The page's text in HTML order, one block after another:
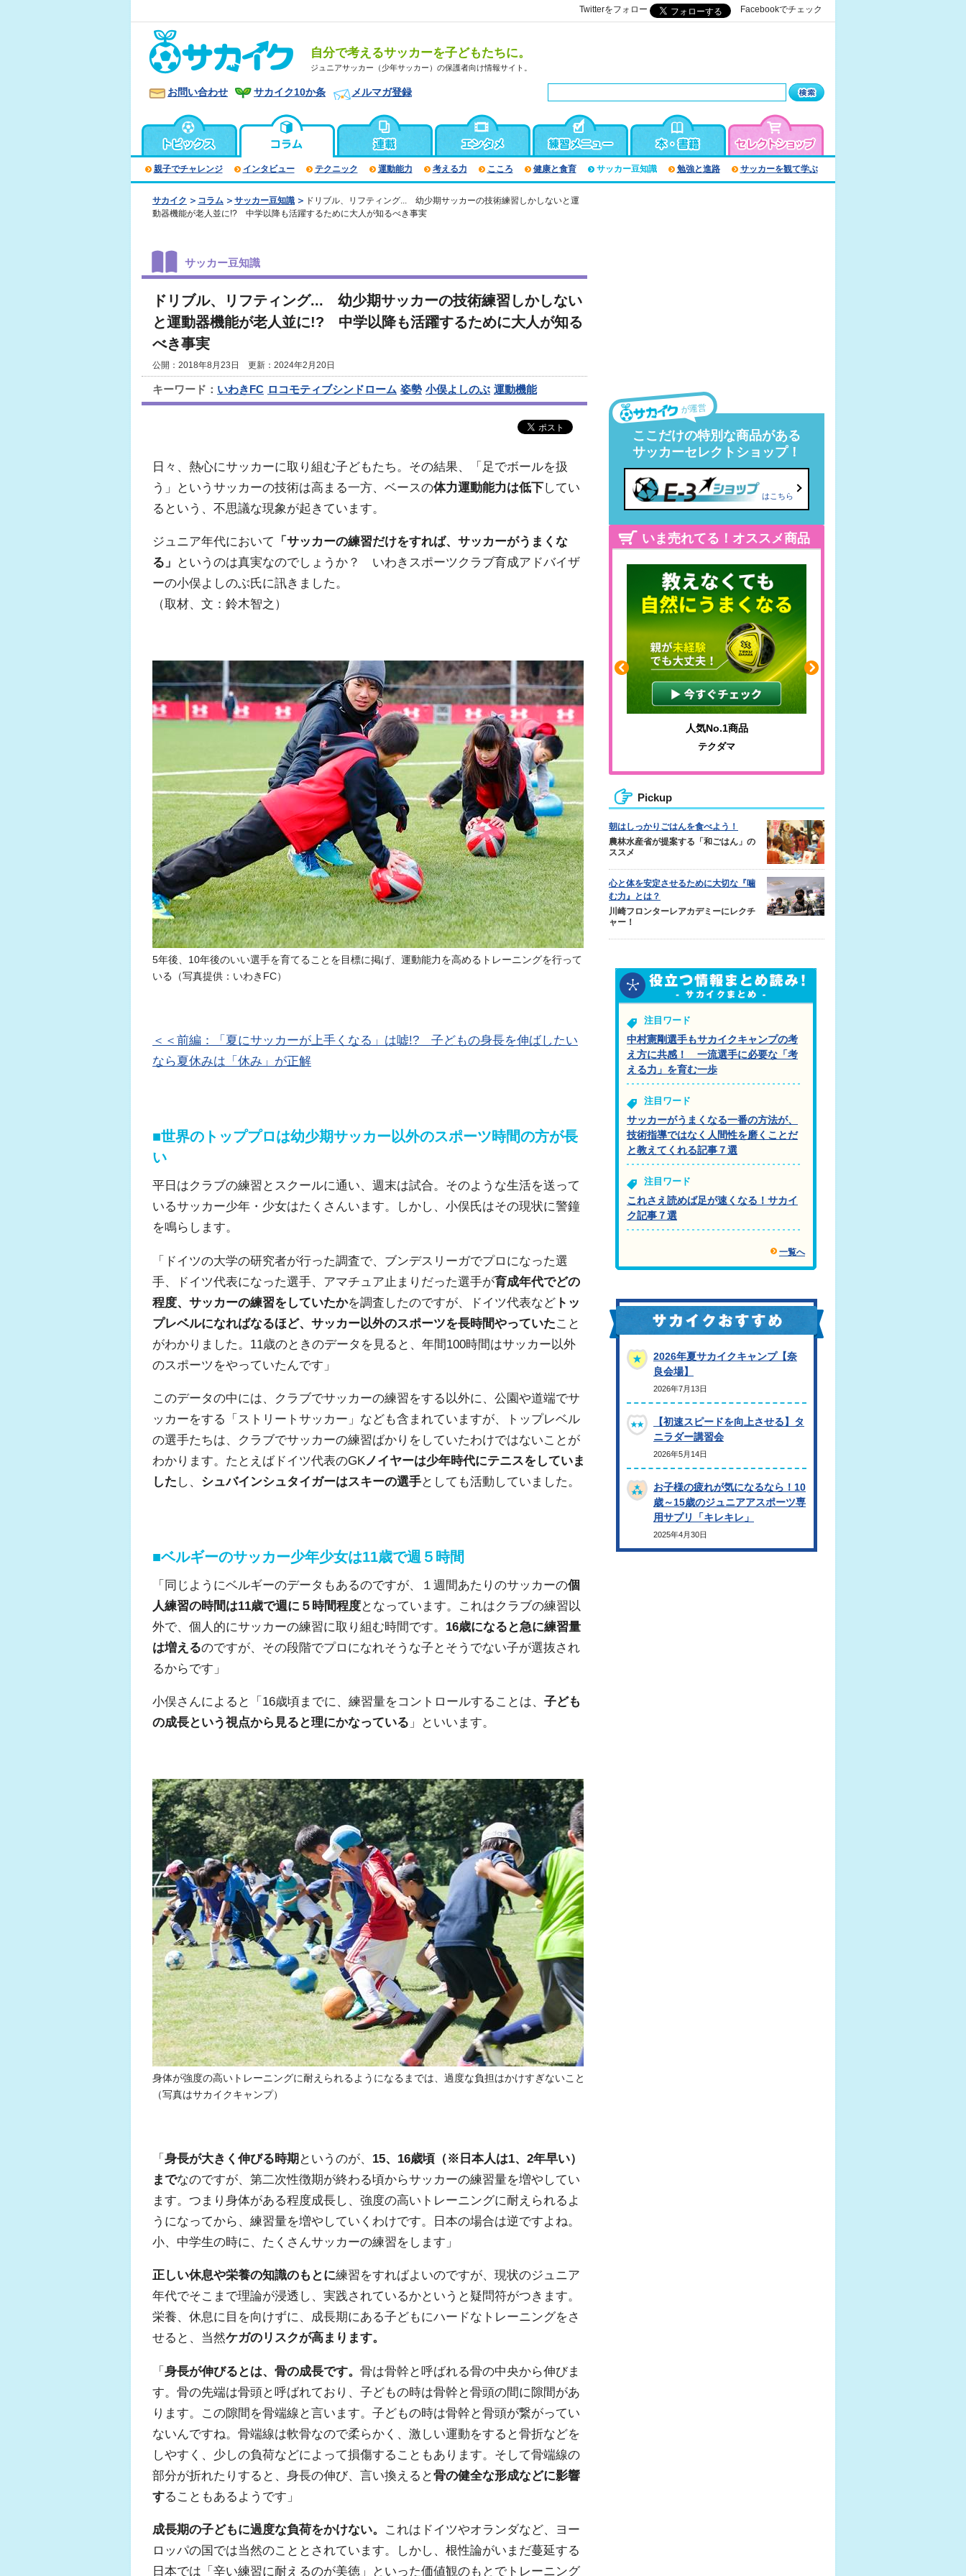
Twitterをフォロー Facebookでチェック
自分で考えるサッカーを子どもたちに。
ジュニアサッカー（少年サッカー）の保護者向け情報サイト。
お問い合わせ サカイク10か条 メルマガ登録
親子でチャレンジ インタビュー テクニック 運動能力 考える力 こころ 健康と食育 サッカー豆知識 勉強と進路 サッカーを観て学ぶ
サカイク コラム サッカー豆知識
ドリブル、リフティング... 幼少期サッカーの技術練習しかしないと運
動器機能が老人並に!? 中学以降も活躍するために大人が知るべき事実
サッカー豆知識
ドリブル、リフティング... 幼少期サッカーの技術練習しかしない
と運動器機能が老人並に!? 中学以降も活躍するために大人が知る
べき事実
公開：2018年8月23日 更新：2024年2月20日
キーワード： いわきFC ロコモティブシンドローム 姿勢 小俣よしのぶ 運動機能
日々、熱心にサッカーに取り組む子どもたち。その結果、「足でボールを扱
う」というサッカーの技術は高まる一方、ベースの体力運動能力は低下してい
るという、不思議な現象が起きています。
ジュニア年代において 「サッカーの練習だけをすれば、サッカーがうまくな
る」 というのは真実なのでしょうか？ いわきスポーツクラブ育成アドバイザ
ーの小俣よしのぶ氏に訊きました。
（取材、文：鈴木智之）
5年後、10年後のいい選手を育てることを目標に掲げ、運動能力を高めるトレーニングを行って
いる（写真提供：いわきFC）
＜＜前編：「夏にサッカーが上手くなる」は嘘!? 子どもの身長を伸ばしたい
なら夏休みは「休み」が正解
■世界のトッププロは幼少期サッカー以外のスポーツ時間の方が長
い
平日はクラブの練習とスクールに通い、週末は試合。そのような生活を送って
いるサッカー少年・少女はたくさんいます。しかし、小俣氏はその現状に警鐘
を鳴らします。
「ドイツの大学の研究者が行った調査で、ブンデスリーガでプロになった選
手、ドイツ代表になった選手、アマチュア止まりだった選手が育成年代でどの
程度、サッカーの練習をしていたかを調査したのですが、ドイツ代表など トッ
プレベルになればなるほど、サッカー以外のスポーツを長時間やっていたこと
がわかりました。11歳のときのデータを見ると、年間100時間はサッカー以外
のスポーツをやっていたんです」
このデータの中には、クラブでサッカーの練習をする以外に、公園や道端でサ
ッカーをする「ストリートサッカー」なども含まれていますが、トップレベル
の選手たちは、クラブでサッカーの練習ばかりをしていたわけではないことが
わかります。たとえばドイツ代表のGK ノイヤーは少年時代にテニスをしていま
した し、 シュバインシュタイガーはスキーの選手としても活動していました。
■ベルギーのサッカー少年少女は11歳で週５時間
「同じようにベルギーのデータもあるのですが、１週間あたりのサッカーの個
人練習の時間は11歳で週に５時間程度となっています。これはクラブの練習以
外で、個人的にサッカーの練習に取り組む時間です。 16歳になると急に練習量
は増えるのですが、その段階でプロになれそうな子とそうでない子が選抜され
るからです」
小俣さんによると「16歳頃までに、練習量をコントロールすることは、 子ども
の成長という視点から見ると理にかなっている 」といいます。
身体が強度の高いトレーニングに耐えられるようになるまでは、過度な負担はかけすぎないこと
（写真はサカイクキャンプ）
「 身長が大きく伸びる時期 というのが、 15、16歳頃（※日本人は1、2年早い）
までなのですが、第二次性徴期が終わる頃からサッカーの練習量を増やしてい
ます。つまり身体がある程度成長し、強度の高いトレーニングに耐えられるよ
うになってから、練習量を増やしていくわけです。日本の場合は逆ですよね。
小、中学生の時に、たくさんサッカーの練習をします」
正しい休息や栄養の知識のもとに練習をすればよいのですが、現状のジュニア
年代でそこまで理論が浸透し、実践されているかというと疑問符がつきます。
栄養、休息に目を向けずに、成長期にある子どもにハードなトレーニングをさ
せると、当然ケガのリスクが高まります。
「身長が伸びるとは、骨の成長です。 骨は骨幹と呼ばれる骨の中央から伸びま
す。骨の先端は骨頭と呼ばれており、子どもの時は骨幹と骨頭の間に隙間があ
ります。この隙間を骨端線と言います。子どもの時は骨幹と骨頭が繋がってい
ないんですね。骨端線は軟骨なので柔らかく、激しい運動をすると骨折などを
しやすく、少しの負荷などによって損傷することもあります。そして骨端線の
部分が折れたりすると、身長の伸び、言い換えると骨の健全な形成などに影響
することもあるようです」
成長期の子どもに過度な負荷をかけない。 これはドイツやオランダなど、ヨー
ロッパの国では当然のこととされています。しかし、根性論がいまだ蔓延する
日本では「辛い練習に耐えるのが美徳」といった価値観のもとでトレーニング
が運営
ここだけの特別な商品がある
サッカーセレクトショップ！
はこちら
いま売れてる！オススメ商品
ふくらはぎの張りや疲れに
ジュニアレッグリカバリー
人気No.1商品
テクダマ
Pickup
朝はしっかりごはんを食べよう！
農林水産省が提案する「和ごはん」の
ススメ
心と体を安定させるために大切な『噛
む力』とは？
川崎フロンターレアカデミーにレクチ
ャー！
注目ワード
中村憲剛選手もサカイクキャンプの考
え方に共感！ 一流選手に必要な「考
える力」を育む一歩
注目ワード
サッカーがうまくなる一番の方法が、
技術指導ではなく人間性を磨くことだ
と教えてくれる記事７選
注目ワード
これさえ読めば足が速くなる！サカイ
ク記事７選
一覧へ
2026年夏サカイクキャンプ【奈
良会場】
2026年7月13日
【初速スピードを向上させる】タ
ニラダー講習会
2026年5月14日
お子様の疲れが気になるなら！10
歳～15歳のジュニアアスポーツ専
用サプリ「キレキレ」
2025年4月30日